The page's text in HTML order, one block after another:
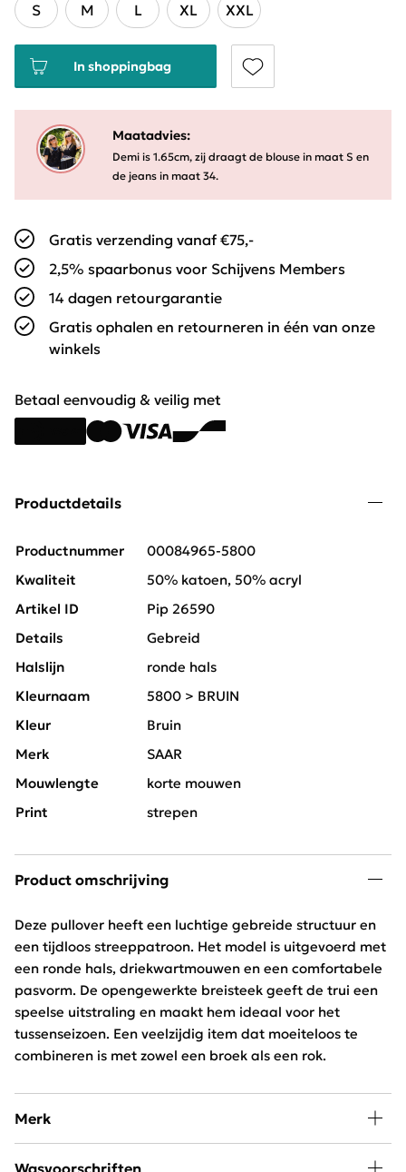
S
M L XL XXL
In shoppingbag
Maatadvies:
Demi is 1.65cm, zij draagt de blouse in maat S en
de jeans in maat 34.
Gratis verzending vanaf €75,-
2,5% spaarbonus voor Schijvens Members
14 dagen retourgarantie
Gratis ophalen en retourneren in één van onze
winkels
Betaal eenvoudig & veilig met
Productdetails
Productnummer
00084965-5800
Kwaliteit
50% katoen, 50% acryl
Artikel ID
Pip 26590
Details
Gebreid
Halslijn
ronde hals
Kleurnaam
5800 > BRUIN
Kleur
Bruin
Merk
SAAR
Mouwlengte
korte mouwen
Print
strepen
Product omschrijving
Deze pullover heeft een luchtige gebreide structuur en
een tijdloos streeppatroon. Het model is uitgevoerd met
een ronde hals, driekwartmouwen en een comfortabele
pasvorm. De opengewerkte breisteek geeft de trui een
speelse uitstraling en maakt hem ideaal voor het
tussenseizoen. Een veelzijdig item dat moeiteloos te
combineren is met zowel een broek als een rok.
Merk
A little piece of happiness kan iedere vrouw in haar